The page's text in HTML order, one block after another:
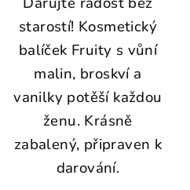
starostí! Kosmetický
balíček Fruity s vůní
malin, broskví a
vanilky potěší každou
ženu. Krásně
zabalený, připraven k
darování.